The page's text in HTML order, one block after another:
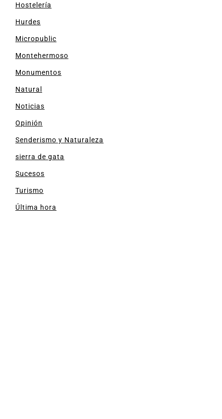
Hostelería
Hurdes
Micropublic
Montehermoso
Monumentos
Natural
Noticias
Opinión
Senderismo y Naturaleza
sierra de gata
Sucesos
Turismo
Última hora